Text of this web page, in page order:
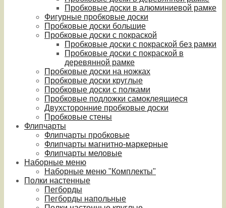
Пробковые доски в алюминиевой рамке
Фигурные пробковые доски
Пробковые доски большие
Пробковые доски с покраской
Пробковые доски с покраской без рамки
Пробковые доски с покраской в
деревянной рамке
Пробковые доски на ножках
Пробковые доски круглые
Пробковые доски с полками
Пробковые подложки самоклеящиеся
Двухсторонние пробковые доски
Пробковые стены
Флипчарты
Флипчарты пробковые
Флипчарты магнитно-маркерные
Флипчарты меловые
Наборные меню
Наборные меню "Комплекты"
Полки настенные
Пегборды
Пегборды напольные